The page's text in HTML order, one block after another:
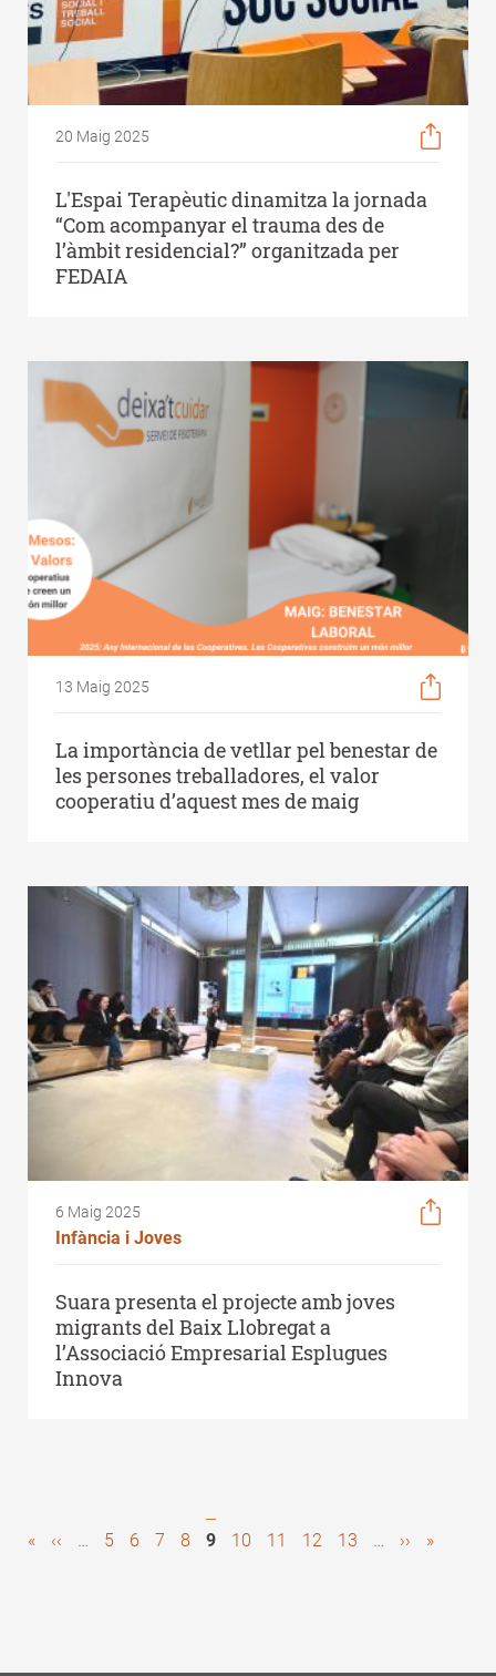
20 Maig 2025
L'Espai Terapèutic dinamitza la jornada
“Com acompanyar el trauma des de
l’àmbit residencial?” organitzada per
FEDAIA
13 Maig 2025
La importància de vetllar pel benestar de
les persones treballadores, el valor
cooperatiu d’aquest mes de maig
6 Maig 2025
Infància i Joves
Suara presenta el projecte amb joves
migrants del Baix Llobregat a
l’Associació Empresarial Esplugues
Innova
Pagination
First
«
Previous
‹‹ Page
5 Page
6 Page
7 Page
8
Pàgina
9 Page
10 Page
11 Page
12 Page
13
Next
››
Last
»